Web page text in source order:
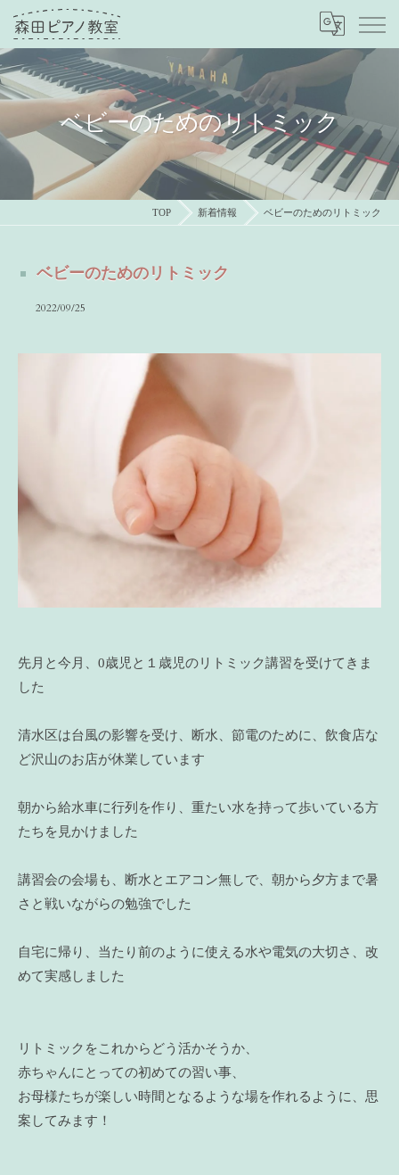
ベビーのためのリトミック
TOP 新着情報 ベビーのためのリトミック
ベビーのためのリトミック
2022/09/25
先月と今月、0歳児と１歳児のリトミック講習を受けてきま
した
清水区は台風の影響を受け、断水、節電のために、飲食店な
ど沢山のお店が休業しています
朝から給水車に行列を作り、重たい水を持って歩いている方
たちを見かけました
講習会の会場も、断水とエアコン無しで、朝から夕方まで暑
さと戦いながらの勉強でした
自宅に帰り、当たり前のように使える水や電気の大切さ、改
めて実感しました
リトミックをこれからどう活かそうか、
赤ちゃんにとっての初めての習い事、
お母様たちが楽しい時間となるような場を作れるように、思
案してみます！